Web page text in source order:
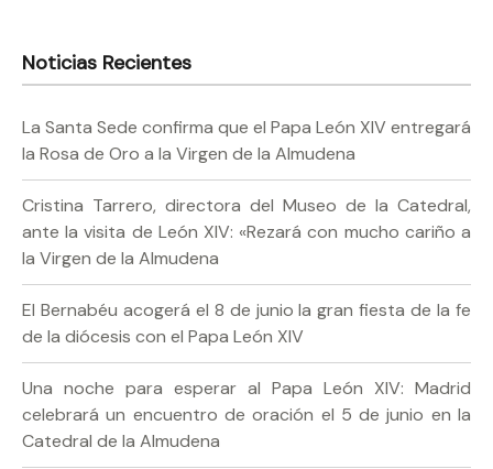
Noticias Recientes
La Santa Sede confirma que el Papa León XIV entregará
la Rosa de Oro a la Virgen de la Almudena
Cristina Tarrero, directora del Museo de la Catedral,
ante la visita de León XIV: «Rezará con mucho cariño a
la Virgen de la Almudena
El Bernabéu acogerá el 8 de junio la gran fiesta de la fe
de la diócesis con el Papa León XIV
Una noche para esperar al Papa León XIV: Madrid
celebrará un encuentro de oración el 5 de junio en la
Catedral de la Almudena